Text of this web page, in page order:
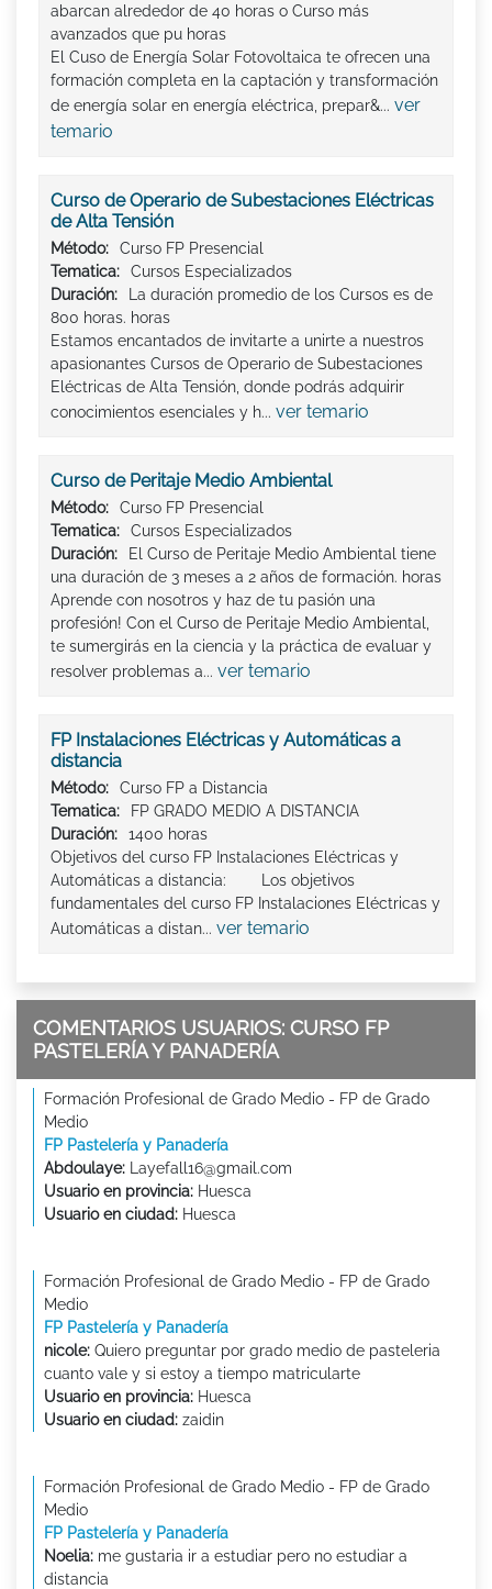
abarcan alrededor de 40 horas o Curso más
avanzados que pu horas
El Cuso de Energía Solar Fotovoltaica te ofrecen una
formación completa en la captación y transformación
de energía solar en energía eléctrica, prepar&... ver
temario
Curso de Operario de Subestaciones Eléctricas
de Alta Tensión
Método:
Curso FP Presencial
Tematica:
Cursos Especializados
Duración:
La duración promedio de los Cursos es de
800 horas. horas
Estamos encantados de invitarte a unirte a nuestros
apasionantes Cursos de Operario de Subestaciones
Eléctricas de Alta Tensión, donde podrás adquirir
conocimientos esenciales y h... ver temario
Curso de Peritaje Medio Ambiental
Método:
Curso FP Presencial
Tematica:
Cursos Especializados
Duración:
El Curso de Peritaje Medio Ambiental tiene
una duración de 3 meses a 2 años de formación. horas
Aprende con nosotros y haz de tu pasión una
profesión! Con el Curso de Peritaje Medio Ambiental,
te sumergirás en la ciencia y la práctica de evaluar y
resolver problemas a... ver temario
FP Instalaciones Eléctricas y Automáticas a
distancia
Método:
Curso FP a Distancia
Tematica:
FP GRADO MEDIO A DISTANCIA
Duración:
1400 horas
Objetivos del curso FP Instalaciones Eléctricas y
Automáticas a distancia: Los objetivos
fundamentales del curso FP Instalaciones Eléctricas y
Automáticas a distan... ver temario
COMENTARIOS USUARIOS: CURSO FP
PASTELERÍA Y PANADERÍA
Formación Profesional de Grado Medio - FP de Grado
Medio
FP Pastelería y Panadería
Abdoulaye: Layefall16@gmail.com
Usuario en provincia: Huesca
Usuario en ciudad: Huesca
Formación Profesional de Grado Medio - FP de Grado
Medio
FP Pastelería y Panadería
nicole: Quiero preguntar por grado medio de pasteleria
cuanto vale y si estoy a tiempo matricularte
Usuario en provincia: Huesca
Usuario en ciudad: zaidin
Formación Profesional de Grado Medio - FP de Grado
Medio
FP Pastelería y Panadería
Noelia: me gustaria ir a estudiar pero no estudiar a
distancia